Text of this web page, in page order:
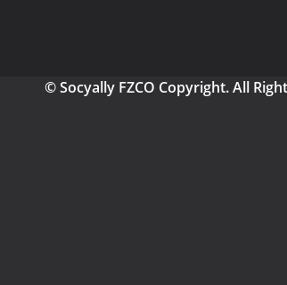
© Socyally FZCO Copyright. All